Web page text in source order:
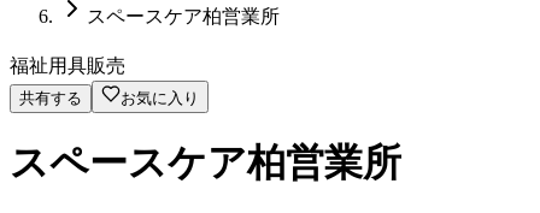
スペースケア柏営業所
福祉用具販売
共有する お気に入り
スペースケア柏営業所